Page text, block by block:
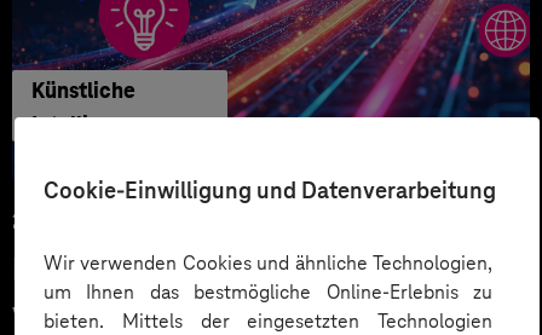
Cookie-Einwilligung und Datenverarbeitung
Wir verwenden Cookies und ähnliche Technologien,
um Ihnen das bestmögliche Online-Erlebnis zu
bieten. Mittels der eingesetzten Technologien
Künstliche
Intelligenz
25.02.2026
KI-Trends 2026: Digitalisierung
vom Hype zum echten Mehrwert